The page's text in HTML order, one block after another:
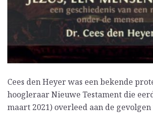
Cees den Heyer was een bekende
hoogleraar Nieuwe Testament die
maart 2021) overleed aan de gevolgen